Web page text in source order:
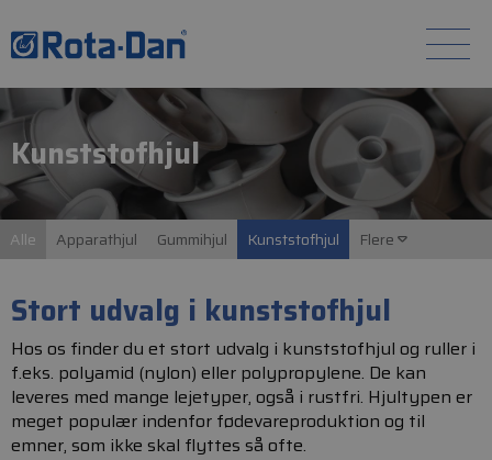
Kunststofhjul
Alle Apparathjul Gummihjul Kunststofhjul Flere
Stort udvalg i kunststofhjul
Hos os finder du et stort udvalg i kunststofhjul og ruller i
f.eks. polyamid (nylon) eller polypropylene. De kan
leveres med mange lejetyper, også i rustfri. Hjultypen er
meget populær indenfor fødevareproduktion og til
emner, som ikke skal flyttes så ofte.